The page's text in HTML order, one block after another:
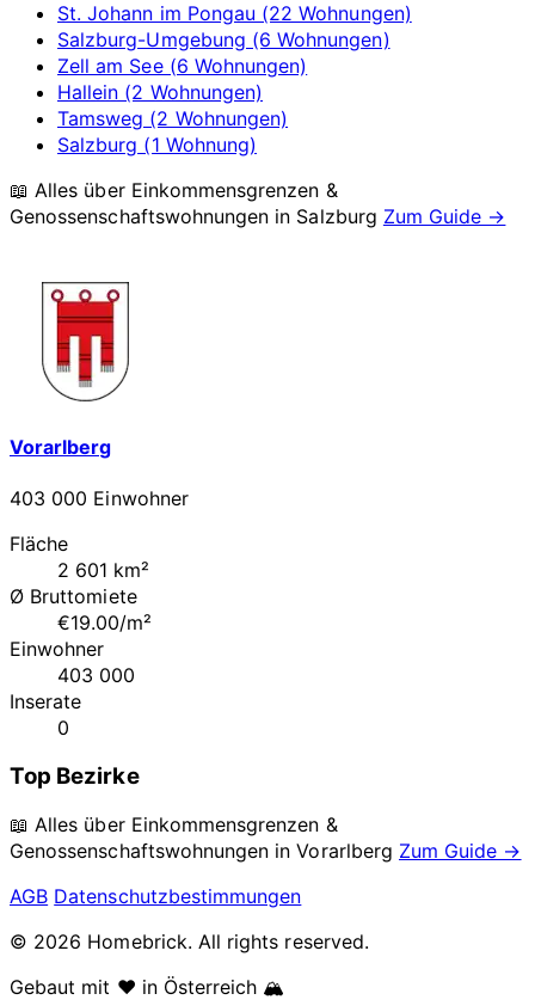
St. Johann im Pongau (22 Wohnungen)
Salzburg-Umgebung (6 Wohnungen)
Zell am See (6 Wohnungen)
Hallein (2 Wohnungen)
Tamsweg (2 Wohnungen)
Salzburg (1 Wohnung)
📖 Alles über Einkommensgrenzen &
Genossenschaftswohnungen in Salzburg Zum Guide →
Vorarlberg
403 000 Einwohner
Fläche
2 601 km²
Ø Bruttomiete
€19.00/m²
Einwohner
403 000
Inserate
0
Top Bezirke
📖 Alles über Einkommensgrenzen &
Genossenschaftswohnungen inVorarlberg Zum Guide →
AGB Datenschutzbestimmungen
© 2026 Homebrick. All rights reserved.
Gebaut mit ❤️ in Österreich 🏔️